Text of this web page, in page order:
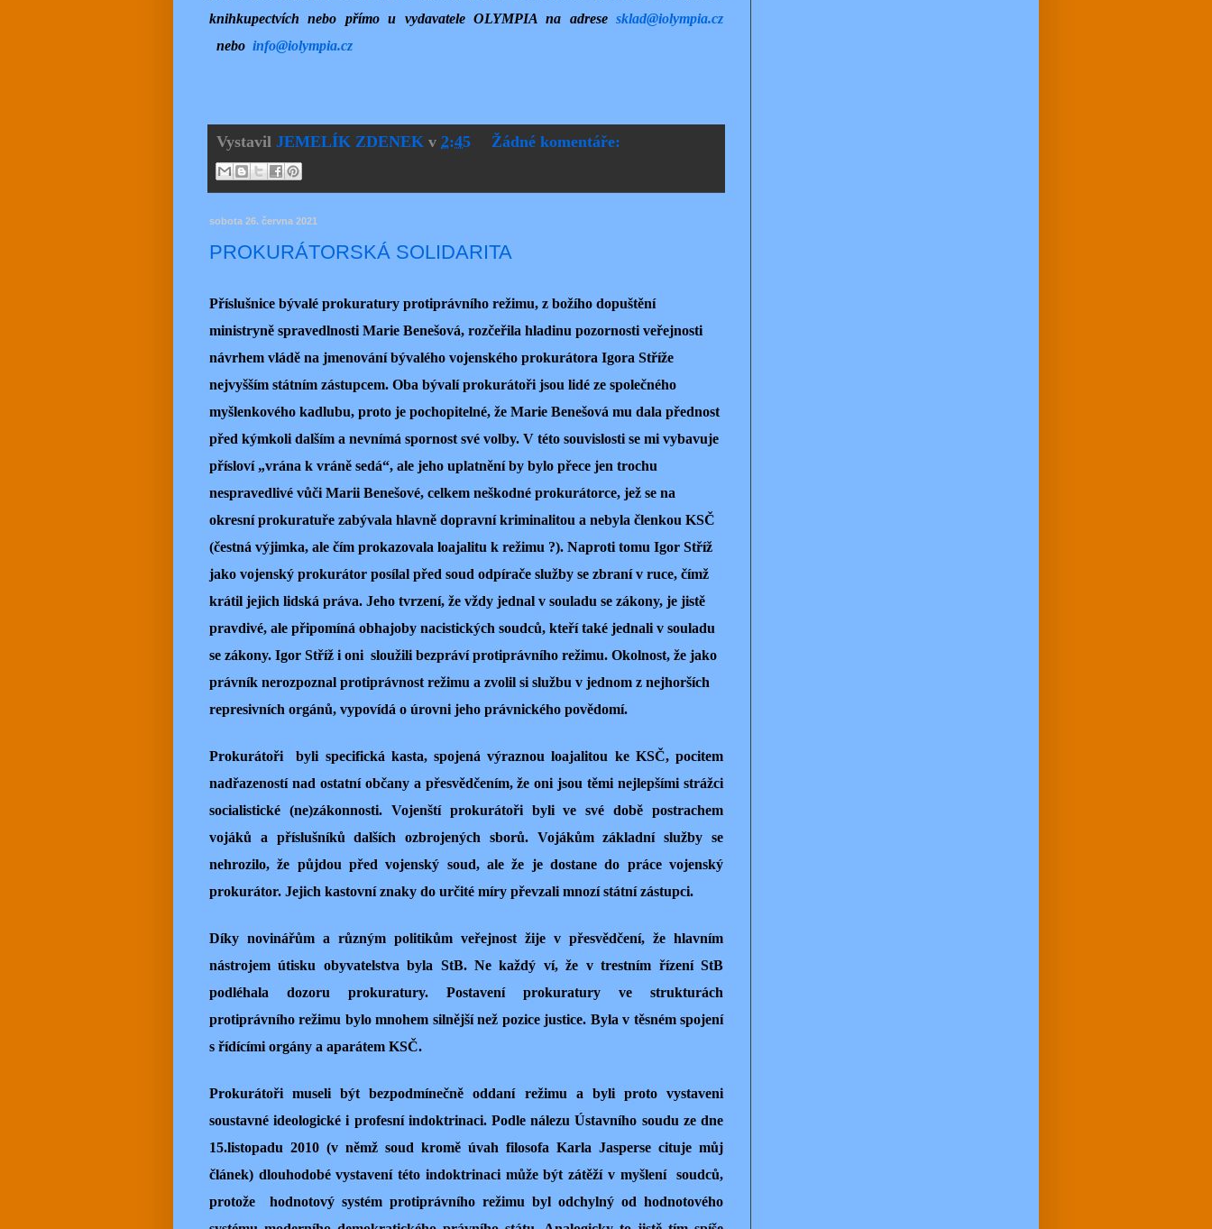
knihkupectvích nebo přímo u vydavatele OLYMPIA na adrese sklad@iolympia.cz
nebo info@iolympia.cz
Vystavil JEMELÍK ZDENEK v 2:45 Žádné komentáře:
sobota 26. června 2021
PROKURÁTORSKÁ SOLIDARITA
Příslušnice bývalé prokuratury protiprávního režimu, z božího dopuštění
ministryně spravedlnosti Marie Benešová, rozčeřila hladinu pozornosti veřejnosti
návrhem vládě na jmenování bývalého vojenského prokurátora Igora Stříže
nejvyšším státním zástupcem. Oba bývalí prokurátoři jsou lidé ze společného
myšlenkového kadlubu, proto je pochopitelné, že Marie Benešová mu dala přednost
před kýmkoli dalším a nevnímá spornost své volby. V této souvislosti se mi vybavuje
přísloví „vrána k vráně sedá“, ale jeho uplatnění by bylo přece jen trochu
nespravedlivé vůči Marii Benešové, celkem neškodné prokurátorce, jež se na
okresní prokuratuře zabývala hlavně dopravní kriminalitou a nebyla členkou KSČ
(čestná výjimka, ale čím prokazovala loajalitu k režimu ?). Naproti tomu Igor Stříž
jako vojenský prokurátor posílal před soud odpírače služby se zbraní v ruce, čímž
krátil jejich lidská práva. Jeho tvrzení, že vždy jednal v souladu se zákony, je jistě
pravdivé, ale připomíná obhajoby nacistických soudců, kteří také jednali v souladu
se zákony. Igor Stříž i oni sloužili bezpráví protiprávního režimu. Okolnost, že jako
právník nerozpoznal protiprávnost režimu a zvolil si službu v jednom z nejhorších
represivních orgánů, vypovídá o úrovni jeho právnického povědomí.
Prokurátoři byli specifická kasta, spojená výraznou loajalitou ke KSČ, pocitem
nadřazeností nad ostatní občany a přesvědčením, že oni jsou těmi nejlepšími strážci
socialistické (ne)zákonnosti. Vojenští prokurátoři byli ve své době postrachem
vojáků a příslušníků dalších ozbrojených sborů. Vojákům základní služby se
nehrozilo, že půjdou před vojenský soud, ale že je dostane do práce vojenský
prokurátor. Jejich kastovní znaky do určité míry převzali mnozí státní zástupci.
Díky novinářům a různým politikům veřejnost žije v přesvědčení, že hlavním
nástrojem útisku obyvatelstva byla StB. Ne každý ví, že v trestním řízení StB
podléhala dozoru prokuratury. Postavení prokuratury ve strukturách
protiprávního režimu bylo mnohem silnější než pozice justice. Byla v těsném spojení
s řídícími orgány a aparátem KSČ.
Prokurátoři museli být bezpodmínečně oddaní režimu a byli proto vystaveni
soustavné ideologické i profesní indoktrinaci. Podle nálezu Ústavního soudu ze dne
15.listopadu 2010 (v němž soud kromě úvah filosofa Karla Jasperse cituje můj
článek) dlouhodobé vystavení této indoktrinaci může být zátěží v myšlení soudců,
protože hodnotový systém protiprávního režimu byl odchylný od hodnotového